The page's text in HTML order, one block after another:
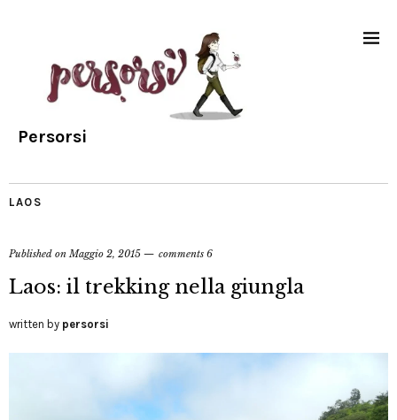
Persorsi
LAOS
Published onMaggio 2, 2015 comments 6
Laos: il trekking nella giungla
written by persorsi